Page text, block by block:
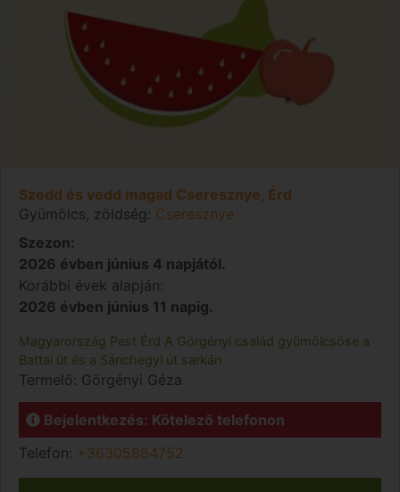
Szedd és vedd magad Cseresznye, Érd
Gyümölcs, zöldség: Cseresznye
Szezon:
2026 évben június 4 napjától.
Korábbi évek alapján:
2026 évben június 11 napig.
Magyarország Pest Érd A Görgényi család gyümölcsöse a
Battai út és a Sánchegyi út sarkán
Termelő: Görgényi Géza
Bejelentkezés: Kötelező telefonon
Telefon: +36305864752